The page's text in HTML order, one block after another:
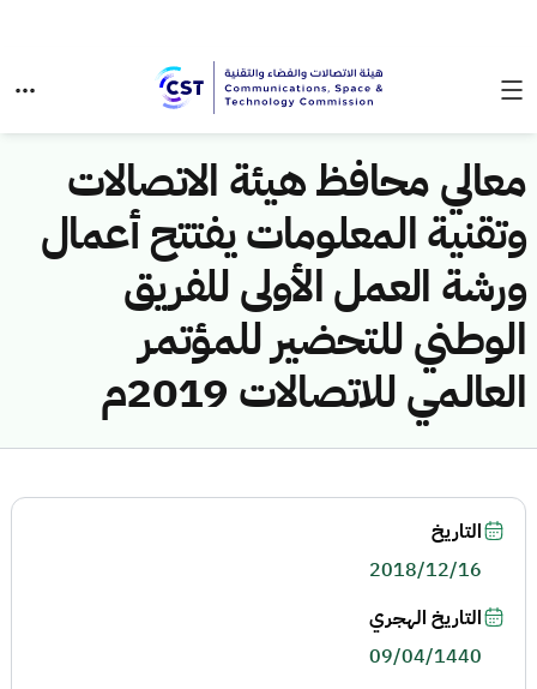
معالي محافظ هيئة الاتصالات
وتقنية المعلومات يفتتح أعمال
ورشة العمل الأولى للفريق
الوطني للتحضير للمؤتمر
العالمي للاتصالات 2019م
التاريخ
2018/12/16
التاريخ الهجري
09/04/1440